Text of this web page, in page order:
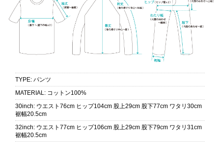
TYPE: パンツ
MATERIAL: コットン100%
30inch: ウエスト76cm ヒップ104cm 股上29cm 股下77cm ワタリ30cm
裾幅20.5cm
32inch: ウエスト77cm ヒップ106cm 股上29cm 股下79cm ワタリ31cm
裾幅20.5cm